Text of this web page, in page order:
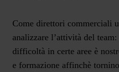
Come direttori commerciali
analizzare l’attività del
difficoltà in certe aree è
e formazione affinchè